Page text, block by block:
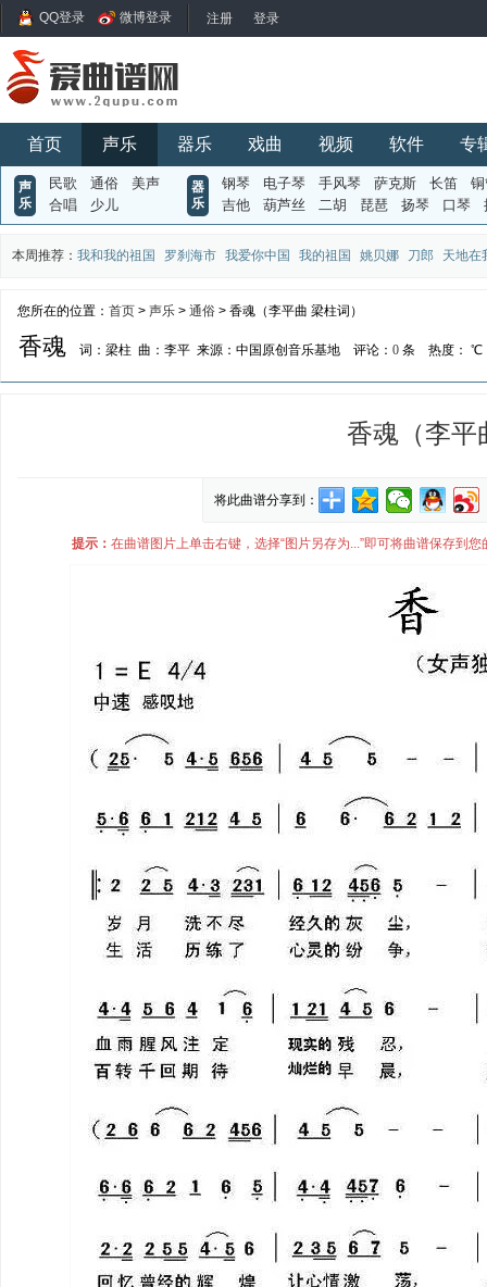
QQ登录 微博登录
首页 声乐 器乐 戏曲 视频 软件 专
声
乐
民歌 通俗
美声
合唱
少儿
器
乐
钢琴 电子琴 手风琴 萨克斯 长笛
吉他
葫芦丝 二胡 琵琶 扬琴 口琴
本周推荐： 我和我的祖国 罗刹海市 我爱你中国 我的祖国 姚贝娜 刀郎 天地在
您所在的位置： 首页 > 声乐 > 通俗 > 香魂（李平曲 梁柱词）
香魂 词：梁柱 曲：李平 来源：中国原创音乐基地 评论： 0 条 热度： ℃
香魂（李平
将此曲谱分享到：
提示： 在曲谱图片上单击右键，选择“图片另存为...”即可将曲谱保存到